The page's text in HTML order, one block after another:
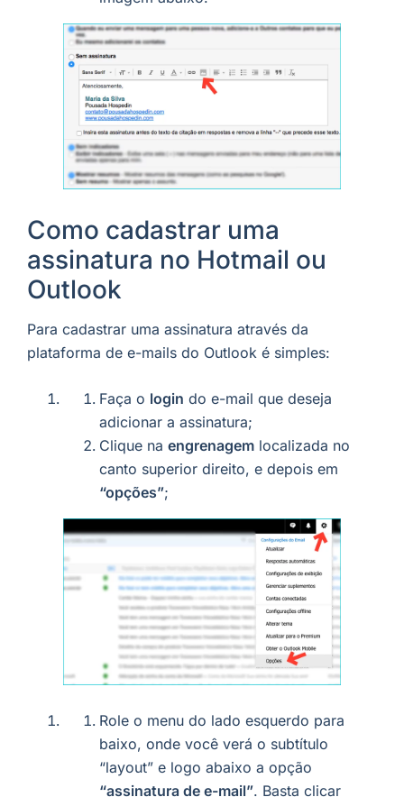
Como cadastrar uma
assinatura no Hotmail ou
Outlook
Para cadastrar uma assinatura através da
plataforma de e-mails do Outlook é simples:
Faça o login do e-mail que deseja
adicionar a assinatura;
Clique na engrenagem localizada no
canto superior direito, e depois em
“opções”;
Role o menu do lado esquerdo para
baixo, onde você verá o subtítulo
“layout” e logo abaixo a opção
“assinatura de e-mail”. Basta clicar